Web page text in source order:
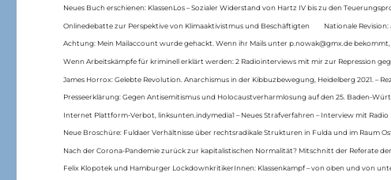
Neues Buch erschienen: KlassenLos – Sozialer Widerstand von Hartz IV bis zu den
Onlinedebatte zur Perspektive von Klimaaktivistmus und Beschäftigten Nationale
Achtung: Mein Mailaccount wurde gehackt. Wenn ihr Mails unter p.nowak@gmx.de
Wenn Arbeitskämpfe für kriminell erklärt werden: 2 Radiointerviews mit mir zur Repression
James Horrox: Gelebte Revolution. Anarchismus in der Kibbuzbewegung, Heidelberg 2021. –
Presseerklärung: Gegen Antisemitismus und Holocaustverharmlosung auf den 25. Baden-
Internet Plattform-Verbot, linksunten.indymedia1 – Neues Strafverfahren – Interview mit Radio
Neue Broschüre: Fuldaer Verhältnisse über rechtsradikale Strukturen in Fulda und im Raum
Nach der Corona-Pandemie zurück zur kapitalistischen Normalität? Mitschnitt der Referate
Felix Klopotek und Hamburger LockdownkritikerInnen: Klassenkampf – von oben und von